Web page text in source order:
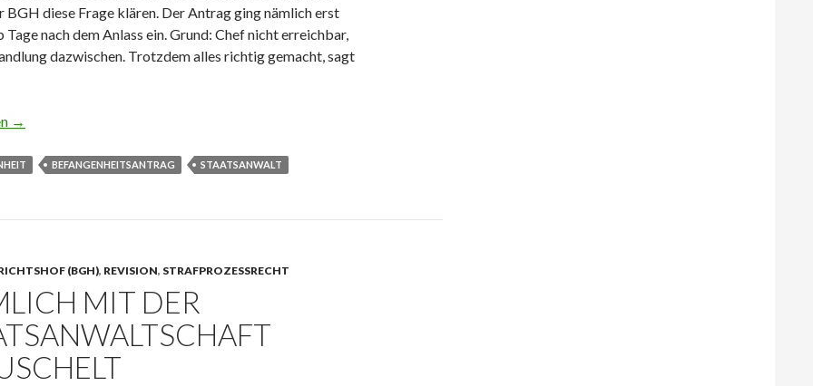
BGH diese Frage klären. Der Antrag ging nämlich erst
Tage nach dem Anlass ein. Grund: Chef nicht erreichbar,
dazwischen. Trotzdem alles richtig gemacht, sagt
genug?
→
BEFANGENHEITSANTRAG STAATSANWALT
(BGH), REVISION, STRAFPROZESSRECHT
MIT DER